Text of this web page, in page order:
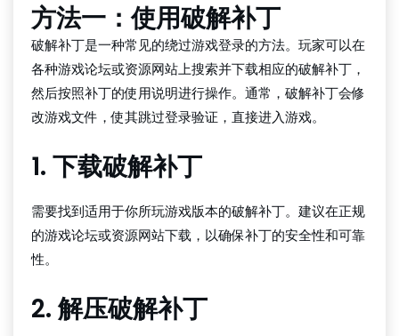
方法一：使用破解补丁
破解补丁是一种常见的绕过游戏登录的方法。玩家可以在
各种游戏论坛或资源网站上搜索并下载相应的破解补丁，
然后按照补丁的使用说明进行操作。通常，破解补丁会修
改游戏文件，使其跳过登录验证，直接进入游戏。
1. 下载破解补丁
需要找到适用于你所玩游戏版本的破解补丁。建议在正规
的游戏论坛或资源网站下载，以确保补丁的安全性和可靠
性。
2. 解压破解补丁